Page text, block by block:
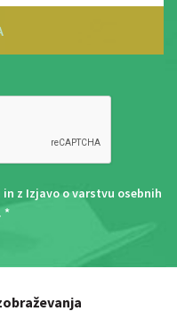
in z Izjavo o varstvu osebnih
*